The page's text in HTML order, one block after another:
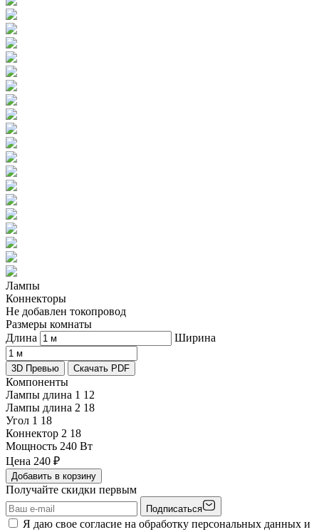
Лампы
Коннекторы
Не добавлен токопровод
Размеры комнаты
Длина
Ширина
3D Превью Скачать PDF
Компоненты
Лампы длина 1 12
Лампы длина 2 18
Угол 1 18
Коннектор 2 18
Мощность 240 Вт
Цена 240 ₽
Добавить в корзину
Получайте скидки первым
Подписаться
Я даю свое согласие на обработку персональных данных и